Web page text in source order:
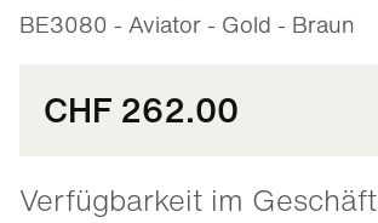
BE3080 - Aviator - Gold - Braun
CHF 262.00
Verfügbarkeit im Geschäft